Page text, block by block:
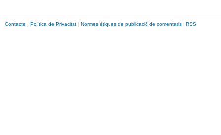
Contacte | Política de Privacitat | Normes ètiques de publicació de comentaris | RSS